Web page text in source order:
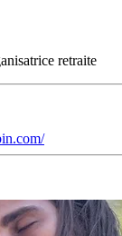
retraite